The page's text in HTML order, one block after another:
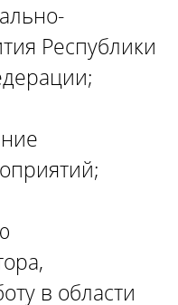
Республики
в области